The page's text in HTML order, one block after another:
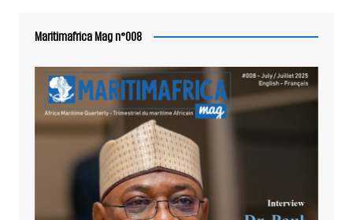
Maritimafrica Mag n°008